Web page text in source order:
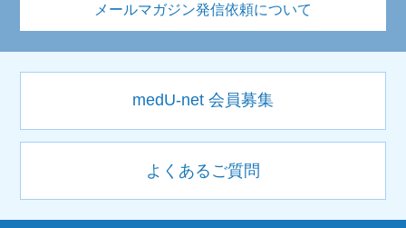
メールマガジン発信依頼について
medU-net 会員募集
よくあるご質問